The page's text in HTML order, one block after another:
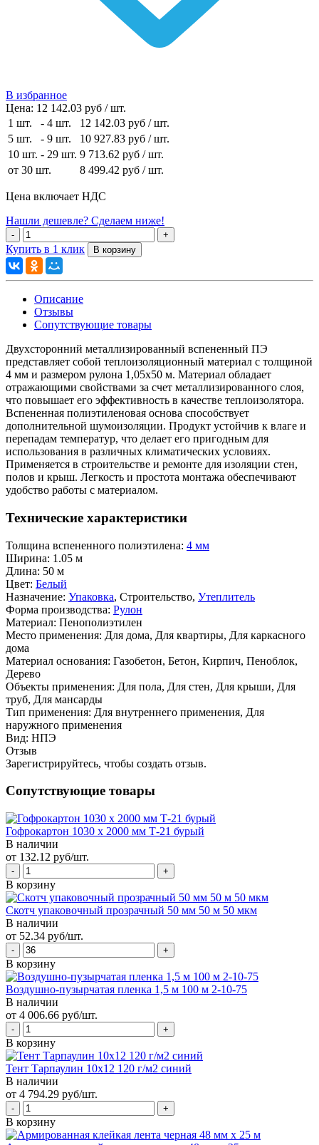
В избранное
Цена: 12 142.03 руб / шт.
1 шт.
- 4 шт. 12 142.03 руб / шт.
5 шт.
- 9 шт. 10 927.83 руб / шт.
10 шт. - 29 шт. 9 713.62 руб / шт.
от 30 шт.
8 499.42 руб / шт.
Цена включает НДС
Нашли дешевле? Сделаем ниже!
Купить в 1 клик
Описание
Отзывы
Сопутствующие товары
Двухсторонний металлизированный вспененный ПЭ
представляет собой теплоизоляционный материал с толщиной
4 мм и размером рулона 1,05x50 м. Материал обладает
отражающими свойствами за счет металлизированного слоя,
что повышает его эффективность в качестве теплоизолятора.
Вспененная полиэтиленовая основа способствует
дополнительной шумоизоляции. Продукт устойчив к влаге и
перепадам температур, что делает его пригодным для
использования в различных климатических условиях.
Применяется в строительстве и ремонте для изоляции стен,
полов и крыш. Легкость и простота монтажа обеспечивают
удобство работы с материалом.
Технические характеристики
Толщина вспененного полиэтилена: 4 мм
Ширина: 1.05 м
Длина: 50 м
Цвет: Белый
Назначение: Упаковка, Строительство, Утеплитель
Форма производства: Рулон
Материал: Пенополиэтилен
Место применения: Для дома, Для квартиры, Для каркасного
дома
Материал основания: Газобетон, Бетон, Кирпич, Пеноблок,
Дерево
Объекты применения: Для пола, Для стен, Для крыши, Для
труб, Для мансарды
Тип применения: Для внутреннего применения, Для
наружного применения
Вид: НПЭ
Отзыв
Зарегистрируйтесь, чтобы создать отзыв.
Сопутствующие товары
Гофрокартон 1030 х 2000 мм Т-21 бурый
В наличии
от 132.12 руб/шт.
В корзину
Скотч упаковочный прозрачный 50 мм 50 м 50 мкм
В наличии
от 52.34 руб/шт.
В корзину
Воздушно-пузырчатая пленка 1,5 м 100 м 2-10-75
В наличии
от 4 006.66 руб/шт.
В корзину
Тент Тарпаулин 10х12 120 г/м2 синий
В наличии
от 4 794.29 руб/шт.
В корзину